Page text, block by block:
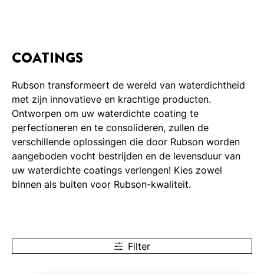
COATINGS
Rubson transformeert de wereld van waterdichtheid
met zijn innovatieve en krachtige producten.
Ontworpen om uw waterdichte coating te
perfectioneren en te consolideren, zullen de
verschillende oplossingen die door Rubson worden
aangeboden vocht bestrijden en de levensduur van
uw waterdichte coatings verlengen! Kies zowel
binnen als buiten voor Rubson-kwaliteit.
Filter